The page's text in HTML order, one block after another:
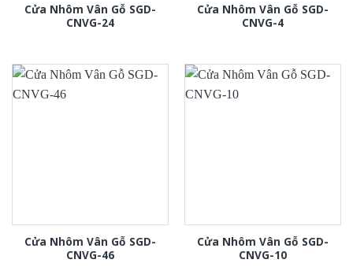
Cửa Nhôm Vân Gỗ SGD-
CNVG-24
Cửa Nhôm Vân Gỗ SGD-
CNVG-4
Cửa Nhôm Vân Gỗ SGD-
CNVG-46
Cửa Nhôm Vân Gỗ SGD-
CNVG-10